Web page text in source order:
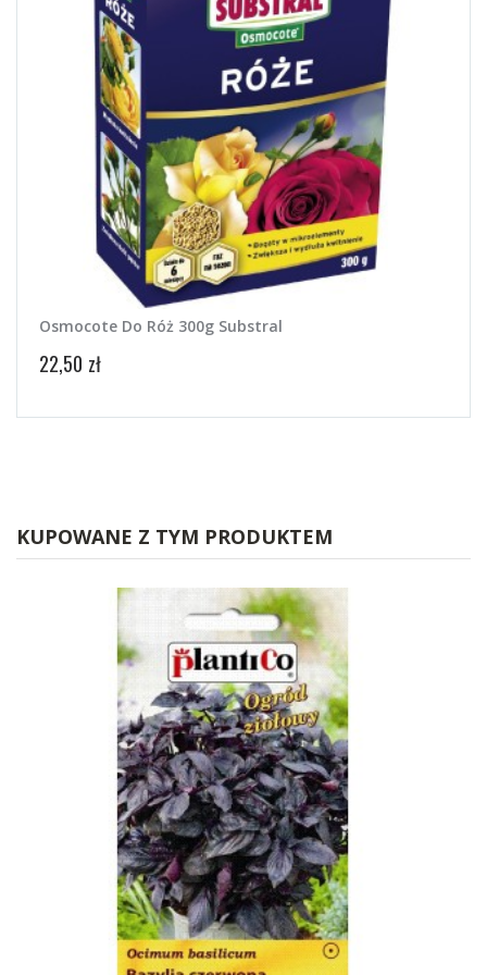
Osmocote Do Róż 300g Substral
22,50 zł
KUPOWANE Z TYM PRODUKTEM